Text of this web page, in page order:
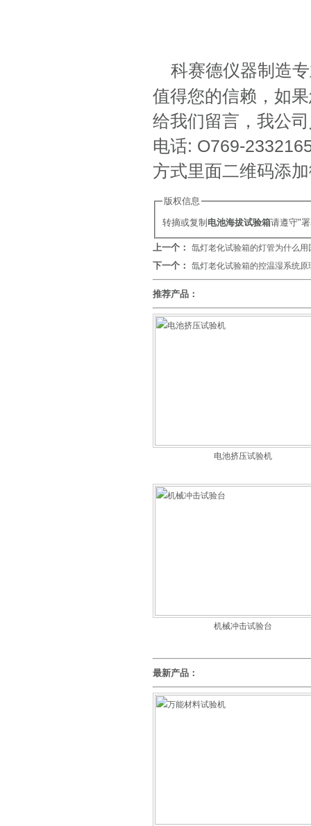
科赛德仪器制造
值得您的信赖，如
给我们留言，我公
电话: O769-
方式里面二维码添
版权信息
转摘或复制电池海拔试验箱请遵守"
上一个： 氙灯老化试验箱的灯管为什么
下一个： 氙灯老化试验箱的控温湿系统原
推荐产品：
电池挤压试验机
机械冲击试验台
最新产品：